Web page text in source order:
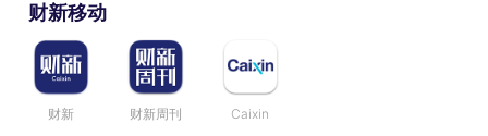
财新移动
财新 财新周刊 Caixin